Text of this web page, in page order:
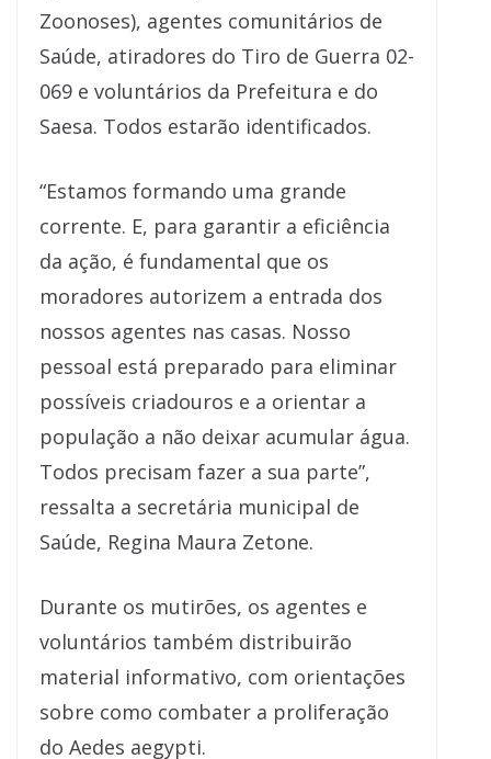
Zoonoses), agentes comunitários de
Saúde, atiradores do Tiro de Guerra 02-
069 e voluntários da Prefeitura e do
Saesa. Todos estarão identificados.
“Estamos formando uma grande
corrente. E, para garantir a eficiência
da ação, é fundamental que os
moradores autorizem a entrada dos
nossos agentes nas casas. Nosso
pessoal está preparado para eliminar
possíveis criadouros e a orientar a
população a não deixar acumular água.
Todos precisam fazer a sua parte”,
ressalta a secretária municipal de
Saúde, Regina Maura Zetone.
Durante os mutirões, os agentes e
voluntários também distribuirão
material informativo, com orientações
sobre como combater a proliferação
do Aedes aegypti.